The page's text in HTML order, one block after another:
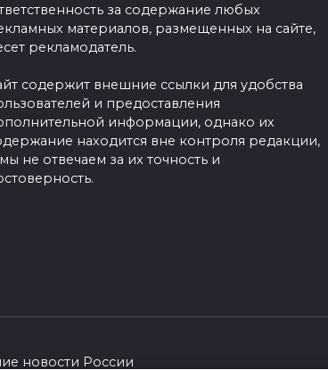
за содержание любых
материалов, размещенных на сайте,
рекламодатель.
содержит внешние ссылки для удобства
и предоставления
информации, однако их
находится вне контроля редакции,
не отвечаем за их точность и
новости России